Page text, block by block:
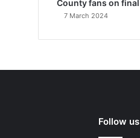
County fans on final
7 March 2024
Follow us